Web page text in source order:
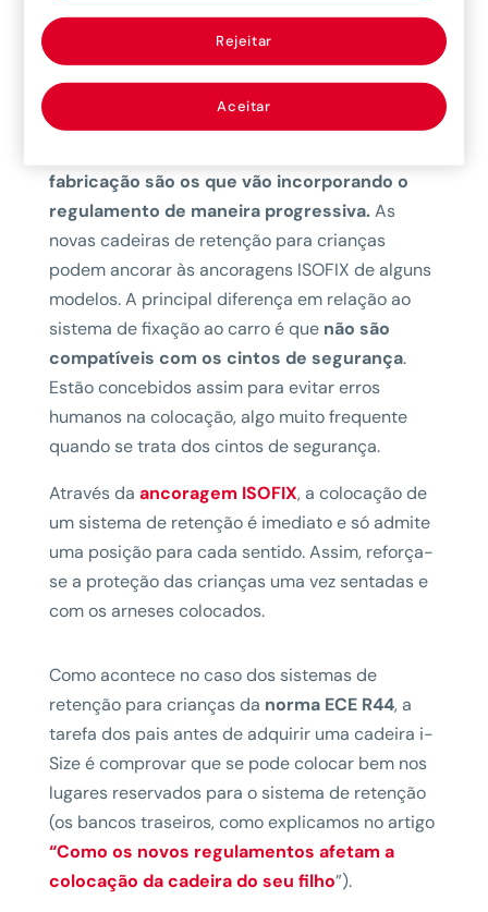
há cada vez mais fabricantes de sistemas de
retenção para crianças que lançam modelos
Os veículos antigos não têm de se adaptar à
fabricação são os que vão incorporando o
regulamento de maneira progressiva.As
novas cadeiras de retenção para crianças
podem ancorar às ancoragens ISOFIX de alguns
modelos. A principal diferença em relação ao
sistema de fixação ao carro é que não são
compatíveis com os cintos de segurança.
Estão concebidos assim para evitar erros
humanos na colocação, algo muito frequente
quando se trata dos cintos de segurança.
Através da ancoragem ISOFIX, a colocação de
um sistema de retenção é imediato e só admite
uma posição para cada sentido. Assim, reforça-
se a proteção das crianças uma vez sentadas e
com os arneses colocados.
Como acontece no caso dos sistemas de
retenção para crianças da norma ECE R44, a
tarefa dos pais antes de adquirir uma cadeira i-
Size é comprovar que se pode colocar bem nos
lugares reservados para o sistema de retenção
(os bancos traseiros, como explicamos no artigo
“Como os novos regulamentos afetam a
colocação da cadeira do seu filho”).
Rejeitar
Aceitar